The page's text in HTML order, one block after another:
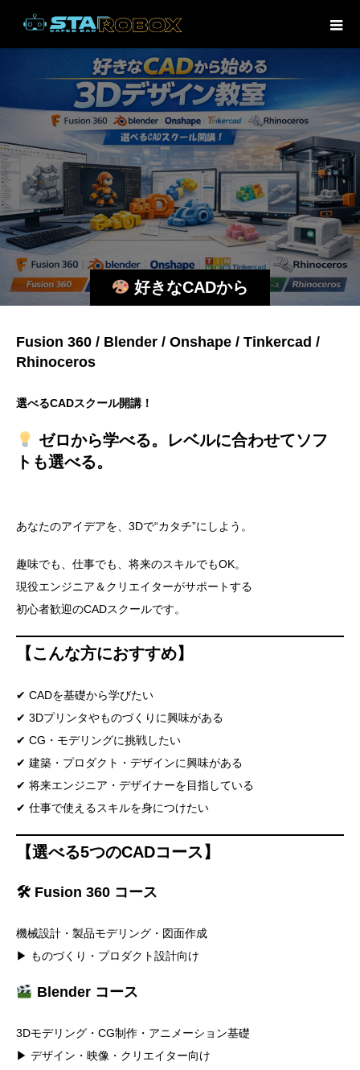
好きなCADから
Fusion 360 / Blender / Onshape / Tinkercad /
Rhinoceros
選べるCADスクール開講！
ゼロから学べる。レベルに合わせてソフ
トも選べる。
あなたのアイデアを、3Dで“カタチ”にしよう。
趣味でも、仕事でも、将来のスキルでもOK。
現役エンジニア＆クリエイターがサポートする
初心者歓迎のCADスクールです。
【こんな方におすすめ】
✔ CADを基礎から学びたい
✔ 3Dプリンタやものづくりに興味がある
✔ CG・モデリングに挑戦したい
✔ 建築・プロダクト・デザインに興味がある
✔ 将来エンジニア・デザイナーを目指している
✔ 仕事で使えるスキルを身につけたい
【選べる5つのCADコース】
🛠 Fusion 360 コース
機械設計・製品モデリング・図面作成
▶ ものづくり・プロダクト設計向け
Blender コース
3Dモデリング・CG制作・アニメーション基礎
▶ デザイン・映像・クリエイター向け